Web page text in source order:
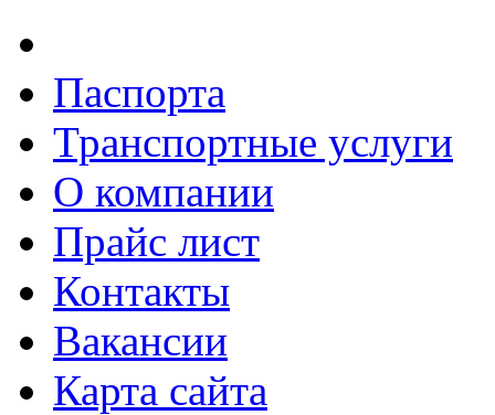
Паспорта
Транспортные услуги
О компании
Прайс лист
Контакты
Вакансии
Карта сайта